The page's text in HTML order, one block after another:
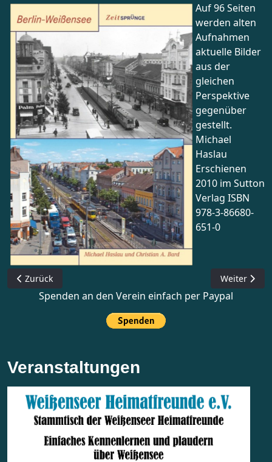
Auf 96 Seiten
werden alten
Aufnahmen
aktuelle Bilder
aus der
gleichen
Perspektive
gegenüber
gestellt.
Michael
Haslau
Erschienen
2010 im Sutton
Verlag ISBN
978-3-86680-
651-0
Vorheriger Beitrag: Der Jüdische Friedhof Weißensee
Zurück Nächster
Weiter
Spenden an den Verein einfach per Paypal
Veranstaltungen